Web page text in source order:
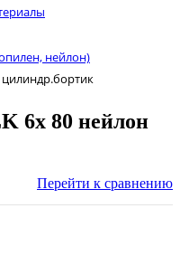
нейлон)
цилиндр.бортик
6х 80 нейлон
Перейти к сравнению